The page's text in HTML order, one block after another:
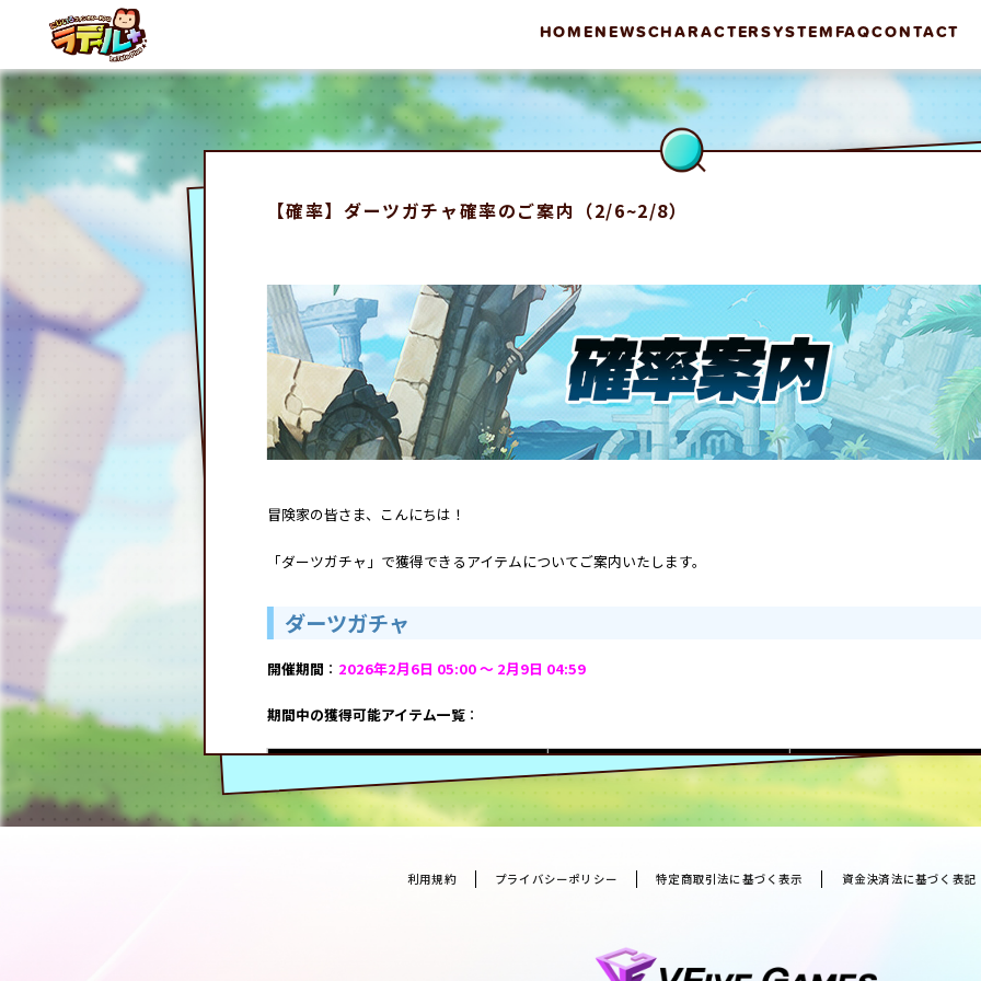
HOMENEWSCHARACTERSYSTEMFAQCONTACT
【確率】ダーツガチャ確率のご案内（2/6~2/8）
冒険家の皆さま、こんにちは！
「ダーツガチャ」で獲得できるアイテムについてご案内いたします。
ダーツガチャ
開催期間 ： 2026年2月6日 05:00 ～ 2月9日 04:59
期間中の獲得可能アイテム一覧：
個数 確率
ベビーミツバチ 1 0.20%
利用規約 プライバシーポリシー 特定商取引法に基づく表示 資金決済法に基づく表記